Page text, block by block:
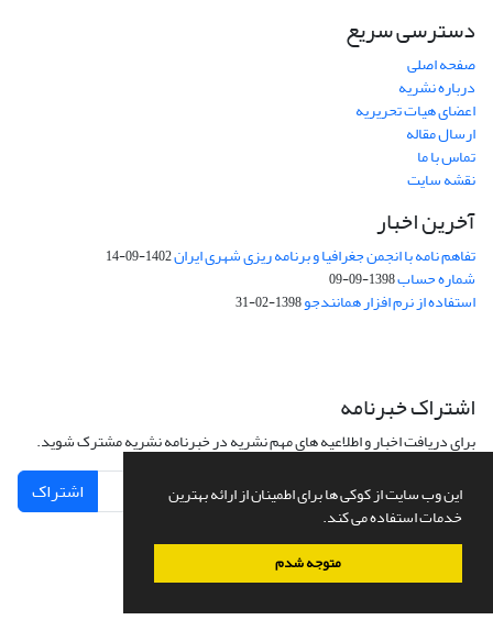
این وب سایت از کوکی ها برای اطمینان از ارائه بهترین
خدمات استفاده می کند.
متوجه شدم
دسترسی سریع
صفحه اصلی
درباره نشریه
اعضای هیات تحریریه
ارسال مقاله
تماس با ما
نقشه سایت
آخرین اخبار
تفاهم نامه با انجمن جغرافیا و برنامه ریزی شهری ایران1402-09-14
شماره حساب1398-09-09
استفاده از نرم افزار همانندجو1398-02-31
اشتراک خبرنامه
برای دریافت اخبار و اطلاعیه های مهم نشریه در خبرنامه نشریه مشترک شوید.
اشتراک
سامانه مدیریت نشریات علمی.طراحی و پیاده سازی ازسیناوب